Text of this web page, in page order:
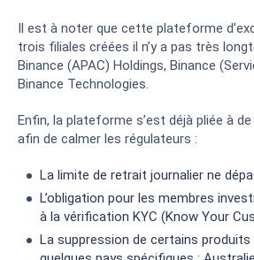
Il est à noter que cette plateforme
trois filiales créées il n’y a pas très
Binance (APAC) Holdings, Binance
Binance Technologies.
Enfin, la plateforme s’est déjà pliée à
afin de calmer les régulateurs :
La limite de retrait journalier ne
L’obligation pour les membres
à la vérification KYC (Know Your
La suppression de certains produits